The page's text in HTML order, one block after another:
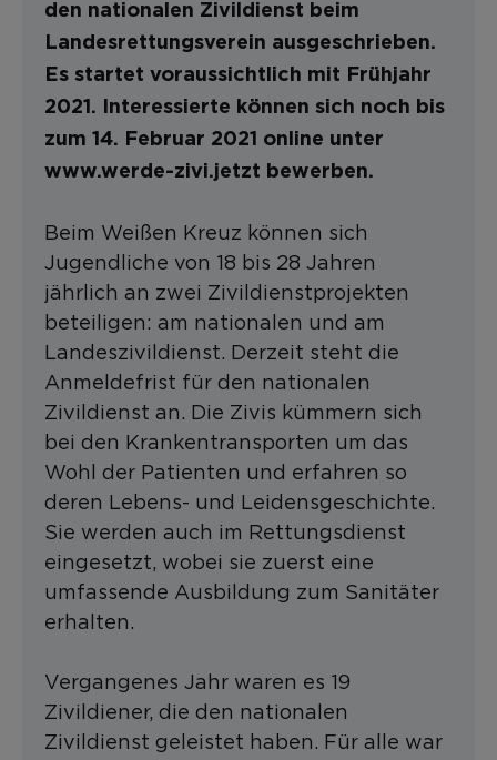
den nationalen Zivildienst beim
Landesrettungsverein ausgeschrieben.
Es startet voraussichtlich mit Frühjahr
2021. Interessierte können sich noch bis
zum 14. Februar 2021 online unter
www.werde-zivi.jetzt bewerben.
Beim Weißen Kreuz können sich
Jugendliche von 18 bis 28 Jahren
jährlich an zwei Zivildienstprojekten
beteiligen: am nationalen und am
Landeszivildienst. Derzeit steht die
Anmeldefrist für den nationalen
Zivildienst an. Die Zivis kümmern sich
bei den Krankentransporten um das
Wohl der Patienten und erfahren so
deren Lebens- und Leidensgeschichte.
Sie werden auch im Rettungsdienst
eingesetzt, wobei sie zuerst eine
umfassende Ausbildung zum Sanitäter
erhalten.
Vergangenes Jahr waren es 19
Zivildiener, die den nationalen
Zivildienst geleistet haben. Für alle war